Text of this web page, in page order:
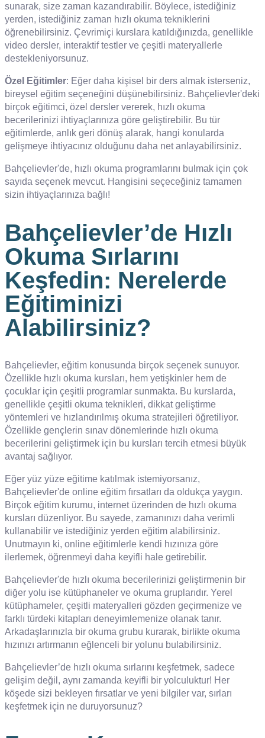
sunarak, size zaman kazandırabilir. Böylece, istediğiniz
yerden, istediğiniz zaman hızlı okuma tekniklerini
öğrenebilirsiniz. Çevrimiçi kurslara katıldığınızda, genellikle
video dersler, interaktif testler ve çeşitli materyallerle
destekleniyorsunuz.
Özel Eğitimler: Eğer daha kişisel bir ders almak isterseniz,
bireysel eğitim seçeneğini düşünebilirsiniz. Bahçelievler'deki
birçok eğitimci, özel dersler vererek, hızlı okuma
becerilerinizi ihtiyaçlarınıza göre geliştirebilir. Bu tür
eğitimlerde, anlık geri dönüş alarak, hangi konularda
gelişmeye ihtiyacınız olduğunu daha net anlayabilirsiniz.
Bahçelievler'de, hızlı okuma programlarını bulmak için çok
sayıda seçenek mevcut. Hangisini seçeceğiniz tamamen
sizin ihtiyaçlarınıza bağlı!
Bahçelievler’de Hızlı
Okuma Sırlarını
Keşfedin: Nerelerde
Eğitiminizi
Alabilirsiniz?
Bahçelievler, eğitim konusunda birçok seçenek sunuyor.
Özellikle hızlı okuma kursları, hem yetişkinler hem de
çocuklar için çeşitli programlar sunmakta. Bu kurslarda,
genellikle çeşitli okuma teknikleri, dikkat geliştirme
yöntemleri ve hızlandırılmış okuma stratejileri öğretiliyor.
Özellikle gençlerin sınav dönemlerinde hızlı okuma
becerilerini geliştirmek için bu kursları tercih etmesi büyük
avantaj sağlıyor.
Eğer yüz yüze eğitime katılmak istemiyorsanız,
Bahçelievler'de online eğitim fırsatları da oldukça yaygın.
Birçok eğitim kurumu, internet üzerinden de hızlı okuma
kursları düzenliyor. Bu sayede, zamanınızı daha verimli
kullanabilir ve istediğiniz yerden eğitim alabilirsiniz.
Unutmayın ki, online eğitimlerle kendi hızınıza göre
ilerlemek, öğrenmeyi daha keyifli hale getirebilir.
Bahçelievler'de hızlı okuma becerilerinizi geliştirmenin bir
diğer yolu ise kütüphaneler ve okuma gruplarıdır. Yerel
kütüphameler, çeşitli materyalleri gözden geçirmenize ve
farklı türdeki kitapları deneyimlemenize olanak tanır.
Arkadaşlarınızla bir okuma grubu kurarak, birlikte okuma
hızınızı artırmanın eğlenceli bir yolunu bulabilirsiniz.
Bahçelievler’de hızlı okuma sırlarını keşfetmek, sadece
gelişim değil, aynı zamanda keyifli bir yolculuktur! Her
köşede sizi bekleyen fırsatlar ve yeni bilgiler var, sırları
keşfetmek için ne duruyorsunuz?